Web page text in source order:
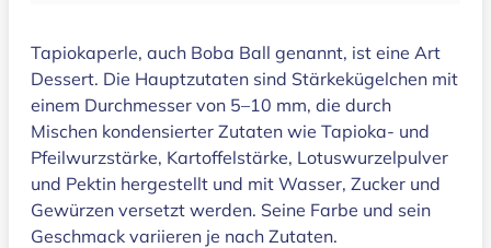
Tapiokaperle, auch Boba Ball genannt, ist eine Art
Dessert. Die Hauptzutaten sind Stärkekügelchen mit
einem Durchmesser von 5–10 mm, die durch
Mischen kondensierter Zutaten wie Tapioka- und
Pfeilwurzstärke, Kartoffelstärke, Lotuswurzelpulver
und Pektin hergestellt und mit Wasser, Zucker und
Gewürzen versetzt werden. Seine Farbe und sein
Geschmack variieren je nach Zutaten.